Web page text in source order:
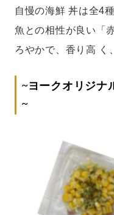
自慢の海鮮 丼は全4
魚との相性が良い「
ろやかで、香り高 く
~ヨークオリジナ
~